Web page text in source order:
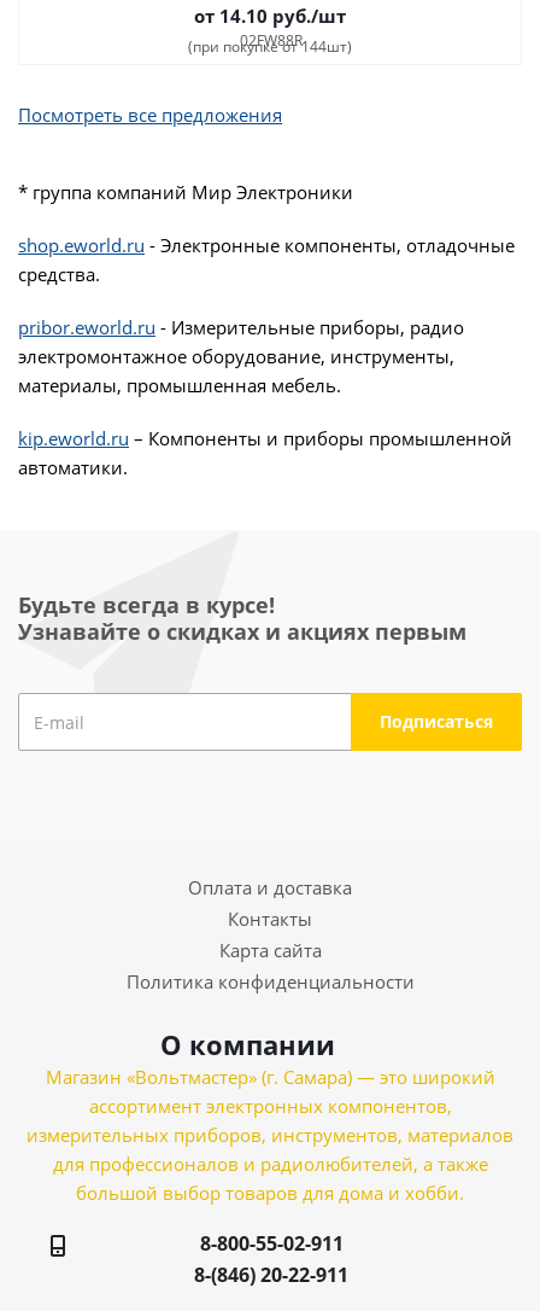
от 14.10 руб./шт
(при покупке от 144шт)
Посмотреть все предложения
* группа компаний Мир Электроники
shop.eworld.ru - Электронные компоненты, отладочные
средства.
pribor.eworld.ru - Измерительные приборы, радио
электромонтажное оборудование, инструменты,
материалы, промышленная мебель.
kip.eworld.ru – Компоненты и приборы промышленной
автоматики.
Будьте всегда в курсе!
Узнавайте о скидках и акциях первым
Оплата и доставка
Контакты
Карта сайта
Политика конфиденциальности
О компании
Магазин «Вольтмастер» (г. Самара) — это широкий
ассортимент электронных компонентов,
измерительных приборов, инструментов, материалов
для профессионалов и радиолюбителей, а также
большой выбор товаров для дома и хобби.
8-800-55-02-911
8-(846) 20-22-911